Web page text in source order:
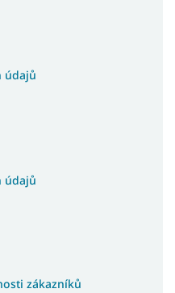
údajů
údajů
zákazníků